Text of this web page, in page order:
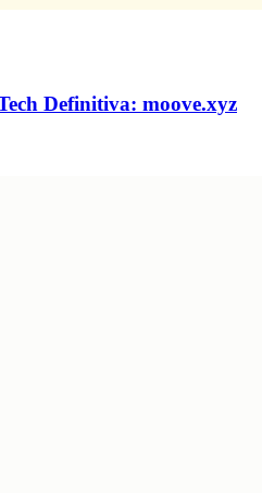
Definitiva: moove.xyz